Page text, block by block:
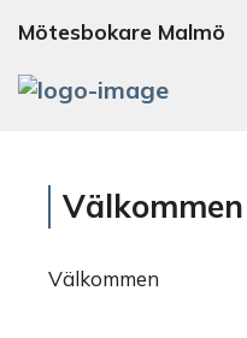
Mötesbokare Malmö
Välkommen
Välkommen